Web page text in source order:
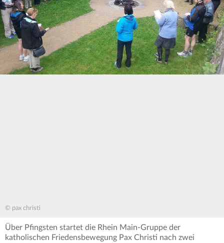
© pax christi
Über Pfingsten startet die Rhein Main-Gruppe der
katholischen Friedensbewegung Pax Christi nach zwei